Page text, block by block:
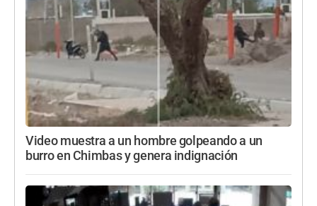
Video muestra a un hombre golpeando a un
burro en Chimbas y genera indignación